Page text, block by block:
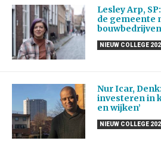
Lesley Arp,
de gemeente
NIEUW COLLEGE
Nur Icar,
investeren in
en wijken’
NIEUW COLLEGE